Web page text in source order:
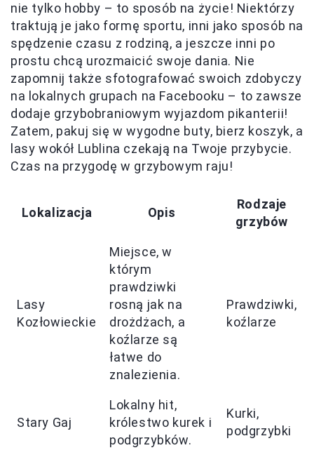
nie tylko hobby – to sposób na życie! Niektórzy
traktują je jako formę sportu, inni jako sposób na
spędzenie czasu z rodziną, a jeszcze inni po
prostu chcą urozmaicić swoje dania. Nie
zapomnij także sfotografować swoich zdobyczy
na lokalnych grupach na Facebooku – to zawsze
dodaje grzybobraniowym wyjazdom pikanterii!
Zatem, pakuj się w wygodne buty, bierz koszyk, a
lasy wokół Lublina czekają na Twoje przybycie.
Czas na przygodę w grzybowym raju!
Lokalizacja Opis
Rodzaje
grzybów
Lasy
Kozłowieckie
Miejsce, w
którym
prawdziwki
rosną jak na
drożdżach, a
koźlarze są
łatwe do
znalezienia.
Prawdziwki,
koźlarze
Stary Gaj
Lokalny hit,
królestwo kurek i
podgrzybków.
Kurki,
podgrzybki